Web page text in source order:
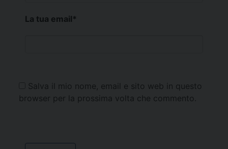
La tua email*
Salva il mio nome, email e sito web in questo
browser per la prossima volta che commento.